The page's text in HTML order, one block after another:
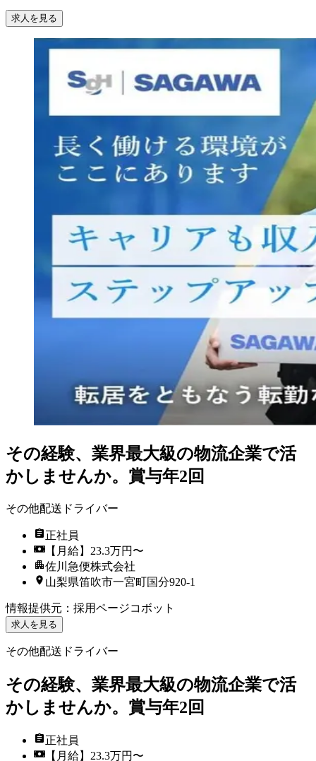
求人を見る
その経験、業界最大級の物流企業で活
かしませんか。賞与年2回
その他配送ドライバー
正社員
【月給】23.3万円〜
佐川急便株式会社
山梨県笛吹市一宮町国分920-1
情報提供元 ： 採用ページコボット
求人を見る
その他配送ドライバー
その経験、業界最大級の物流企業で活
かしませんか。賞与年2回
正社員
【月給】23.3万円〜